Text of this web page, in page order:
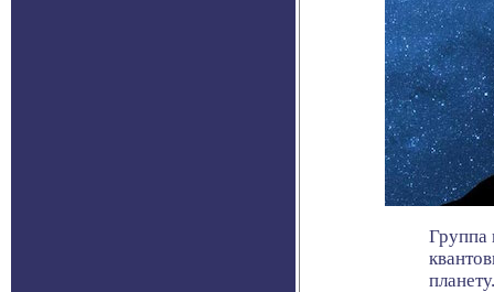
Группа